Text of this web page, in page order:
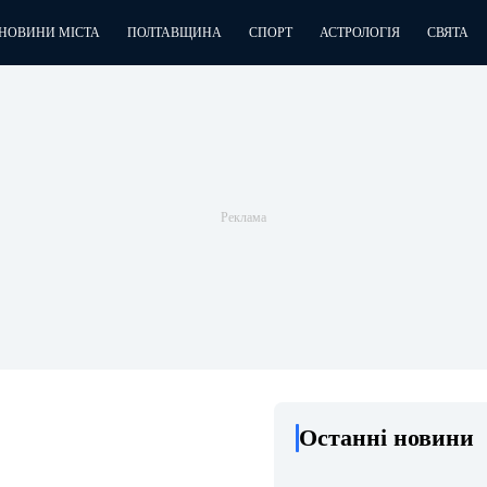
МІСТА ПОЛТАВЩИНА СПОРТ АСТРОЛОГІЯ СВЯТА
Останні новини